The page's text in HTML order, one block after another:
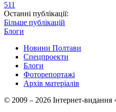
511
Останні публікації:
Більше публікацій
Блоги
Новини Полтави
Спецпроекти
Блоги
Фоторепортажі
Архів матеріалів
© 2009 – 2026 Інтернет-